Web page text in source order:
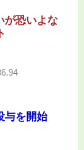
が恐いよな
与を開始